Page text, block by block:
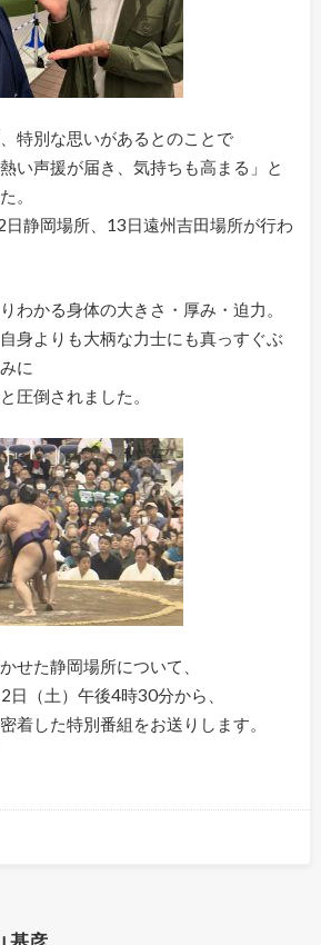
特別な思いがあるとのことで
い声援が届き、気持ちも高まる」と
。
静岡場所、13日遠州吉田場所が行わ
わかる身体の大きさ・厚み・迫力。
身よりも大柄な力士にも真っすぐぶ
に
圧倒されました。
せた静岡場所について、
（土）午後4時30分から、
着した特別番組をお送りします。